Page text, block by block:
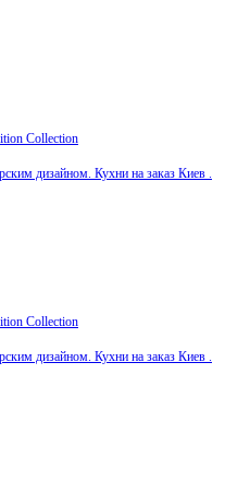
Collection
дизайном. Кухни на заказ Киев .
Collection
дизайном. Кухни на заказ Киев .